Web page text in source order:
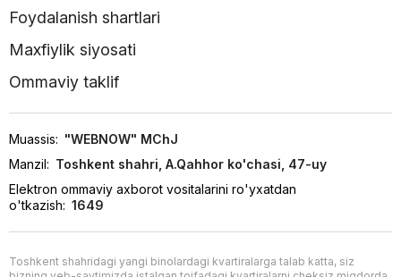
Foydalanish shartlari
Maxfiylik siyosati
Ommaviy taklif
Muassis: "WEBNOW" MChJ
Manzil: Toshkent shahri, A.Qahhor ko'chasi, 47-uy
Elektron ommaviy axborot vositalarini ro'yxatdan
o'tkazish: 1649
Toshkent shahridagi yangi binolardagi kvartiralarga talab katta, siz